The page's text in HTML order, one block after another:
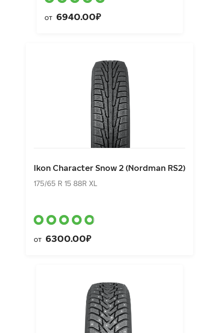
от 6940.00₽
Ikon Character Snow 2 (Nordman RS2)
175/65 R 15 88R XL
от 6300.00₽
Ikon Character Snow 2 (Nordman RS2)
175/65 R 15 88R XL
от6300.00₽
Ikon Nordman 8 (Character Ice 8)